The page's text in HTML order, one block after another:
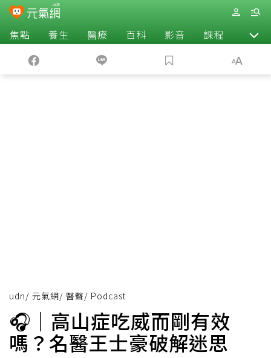
焦點 養生 醫療 百科 影音 課程 退休
udn/ 元氣網/ 醫聲/ Podcast
🎧｜高山症吃威而剛有效
嗎？名醫王士豪破解迷思